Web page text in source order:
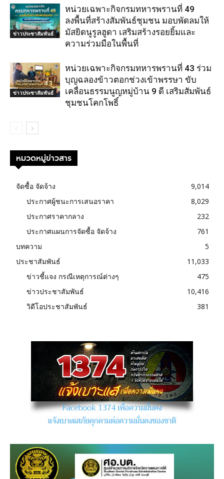
ข่าวประชาสัมพันธ์
หน่วยเฉพาะกิจกรมทหารพรานที่ 49
ลงพื้นที่สร้างสัมพันธ์ชุมชน มอบพัดลมให้
มัสยิดนูรูลฮูดา เสริมสร้างรอยยิ้มและ
ความร่วมมือในพื้นที่
ข่าวประชาสัมพันธ์
หน่วยเฉพาะกิจกรมทหารพรานที่ 43 ร่วม
บุญฉลองข้าวตอกช่วงเข้าพรรษา ขับ
เคลื่อนธรรมนูญหมู่บ้าน 9 ดี เสริมสัมพันธ์
ชุมชนโคกโพธิ์
หมวดหมู่ข่าวสาร
จัดซื้อ จัดจ้าง
9,014
ประกาศผู้ชนะการเสนอราคา
8,029
ประกาศราคากลาง
232
ประกาศแผนการจัดซื้อ จัดจ้าง
761
บทความ
5
ประชาสัมพันธ์
11,033
ข่าวชี้แจง กรณีเหตุการณ์ต่างๆ
475
ข่าวประชาสัมพันธ์
10,416
วิดีโอประชาสัมพันธ์
381